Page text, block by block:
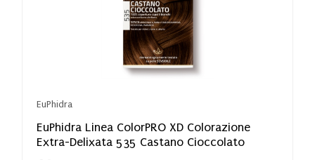
EuPhidra
EuPhidra Linea ColorPRO XD Colorazione
Extra-Delixata 535 Castano Cioccolato